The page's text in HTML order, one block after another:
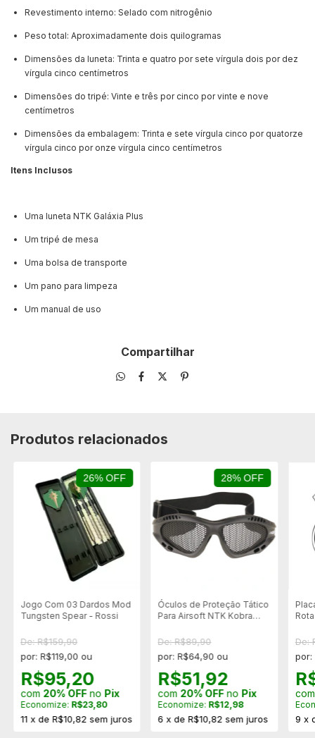
Revestimento interno: Selado com nitrogênio
Peso total: Aproximadamente dois quilogramas
Dimensões da luneta: Trinta e quatro por sete vírgula dois por dez
vírgula cinco centímetros
Dimensões do tripé: Vinte e três por cinco por vinte e nove
centímetros
Dimensões da embalagem: Trinta e sete vírgula cinco por quatorze
vírgula cinco por onze vírgula cinco centímetros
Itens Inclusos
Uma luneta NTK Galáxia Plus
Um tripé de mesa
Uma bolsa de transporte
Um pano para limpeza
Um manual de uso
Compartilhar
Produtos relacionados
26% OFF
Jogo Com 03 Dardos Mod
Tungsten Spear - Rossi
De: R$159,90
por: R$119,00 ou
R$95,20
com 20% OFFno Pix
Economize: R$23,80
11 x de R$10,82 sem juros
28% OFF
Óculos de Proteção Tático
Para Airsoft NTK Kobra
Preto
De: R$89,90
por: R$64,90 ou
R$51,92
com 20% OFFno Pix
Economize: R$12,98
6 xdeR$10,82 sem juros
De:
por:
9 x